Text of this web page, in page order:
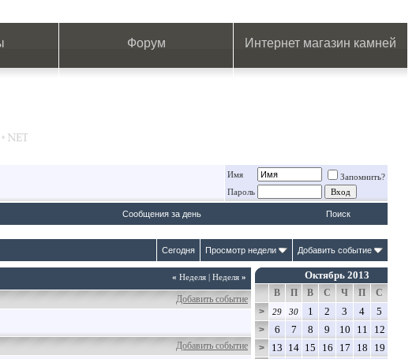
Форум Интернет магазин камней
Имя
Запомнить?
Пароль
Сообщения за день Поиск
Сегодня Просмотр недели Добавить событие
« Неделя | Неделя »
Добавить событие
Добавить событие
Октябрь 2013
В П В С Ч П
С
>
29 30 1 2 3 4 5
> 6 7 8 9 10 11 12
> 13 14 15 16 17 18 19